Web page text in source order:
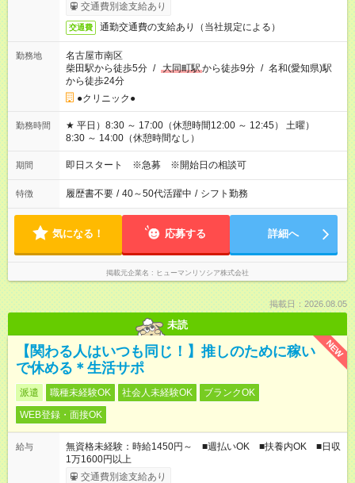
交通費別途支給あり
交通費 通勤交通費の支給あり（当社規定による）
勤務地
名古屋市南区
柴田駅から徒歩5分 / 大同町駅から徒歩9分 / 名和(愛知県)駅
から徒歩24分
●クリニック●
勤務時間
★ 平日）8:30 ～ 17:00（休憩時間12:00 ～ 12:45） 土曜）
8:30 ～ 14:00（休憩時間なし）
期間 即日スタート ※急募 ※開始日の相談可
特徴 履歴書不要 / 40～50代活躍中 / シフト勤務
気になる！ 応募する 詳細へ
掲載元企業名 ヒューマンリソシア株式会社
掲載日：2026.08.05
未読
NEW
【関わる人はいつも同じ！】推しのために稼い
で休める＊生活サポ
派遣 職種未経験OK 社会人未経験OK
ブランクOK
WEB登録・面接OK
給与
無資格未経験：時給1450円～ ■週払いOK ■扶養内OK ■日収
1万1600円以上
交通費別途支給あり